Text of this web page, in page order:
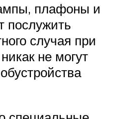
плафоны и
послужить
случая при
не могут